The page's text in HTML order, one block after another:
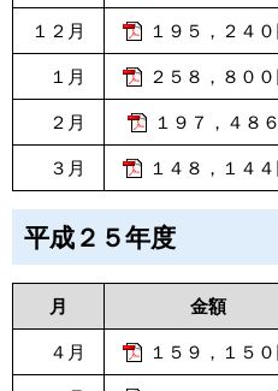
１２月 １９５，２４
１月 ２５８，８０
２月 １９７，４８
３月 １４８，１４
平成２５年度
月 金額
４月 １５９，１５